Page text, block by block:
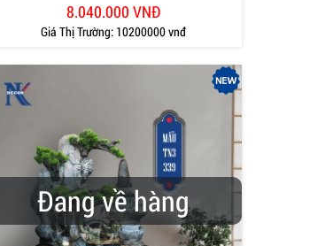
8.040.000 VNĐ
Giá Thị Trường: 10200000 vnđ
Đang về hàng